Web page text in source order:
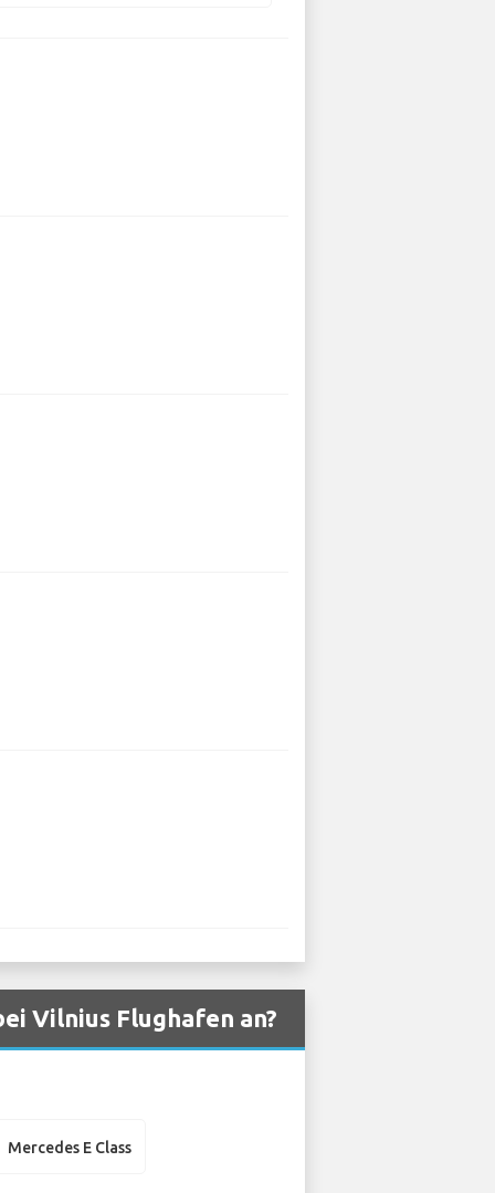
Vilnius Flughafen an?
Mercedes E Class